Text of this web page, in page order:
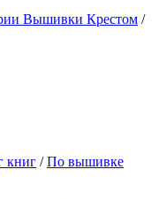
Вышивки Крестом /
книг /По вышивке